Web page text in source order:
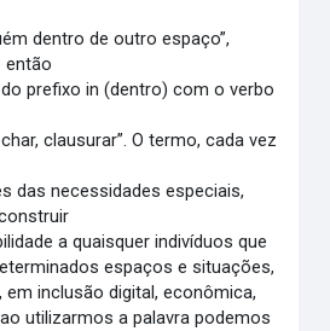
dentro de outro espaço”,
então
prefixo in (dentro) com o verbo
clausurar”. O termo, cada vez
das necessidades especiais,
a quaisquer indivíduos que
espaços e situações,
inclusão digital, econômica,
utilizarmos a palavra podemos